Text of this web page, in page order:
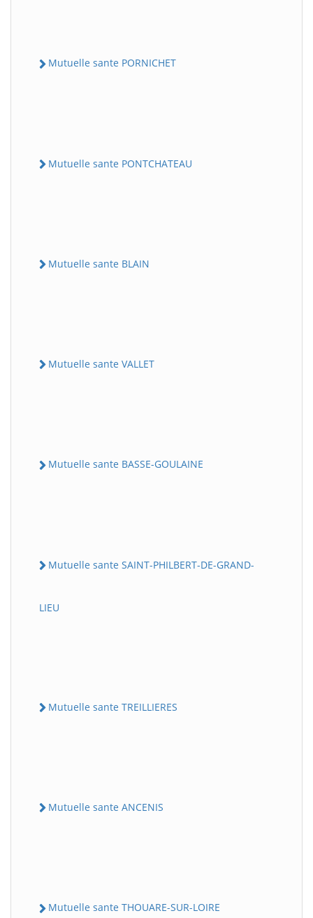
Mutuelle sante PORNICHET
Mutuelle sante PONTCHATEAU
Mutuelle sante BLAIN
Mutuelle sante VALLET
Mutuelle sante BASSE-GOULAINE
Mutuelle sante SAINT-PHILBERT-DE-GRAND-
LIEU
Mutuelle sante TREILLIERES
Mutuelle sante ANCENIS
Mutuelle sante THOUARE-SUR-LOIRE